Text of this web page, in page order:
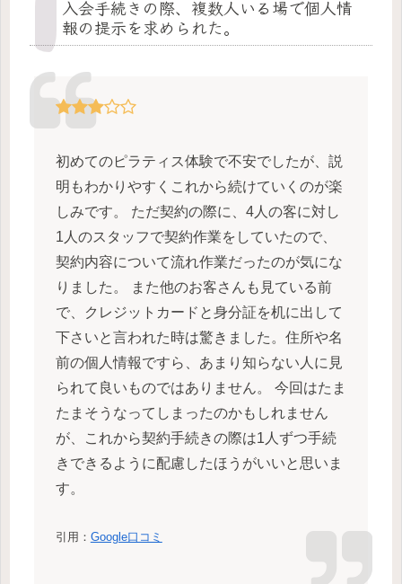
入会手続きの際、複数人いる場で個人情
報の提示を求められた。
初めてのピラティス体験で不安でしたが、説
明もわかりやすくこれから続けていくのが楽
しみです。 ただ契約の際に、4人の客に対し
1人のスタッフで契約作業をしていたので、
契約内容について流れ作業だったのが気にな
りました。 また他のお客さんも見ている前
で、クレジットカードと身分証を机に出して
下さいと言われた時は驚きました。住所や名
前の個人情報ですら、あまり知らない人に見
られて良いものではありません。 今回はたま
たまそうなってしまったのかもしれません
が、これから契約手続きの際は1人ずつ手続
きできるように配慮したほうがいいと思いま
す。
引用： Google口コミ